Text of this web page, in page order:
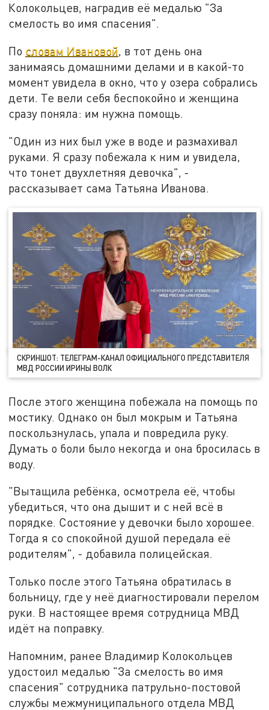
Колокольцев, наградив её медалью "За
смелость во имя спасения".
По словам Ивановой, в тот день она
занимаясь домашними делами и в какой-то
момент увидела в окно, что у озера собрались
дети. Те вели себя беспокойно и женщина
сразу поняла: им нужна помощь.
"Один из них был уже в воде и размахивал
руками. Я сразу побежала к ним и увидела,
что тонет двухлетняя девочка", -
рассказывает сама Татьяна Иванова.
СКРИНШОТ: ТЕЛЕГРАМ-КАНАЛ ОФИЦИАЛЬНОГО ПРЕДСТАВИТЕЛЯ
МВД РОССИИ ИРИНЫ ВОЛК
После этого женщина побежала на помощь по
мостику. Однако он был мокрым и Татьяна
поскользнулась, упала и повредила руку.
Думать о боли было некогда и она бросилась в
воду.
"Вытащила ребёнка, осмотрела её, чтобы
убедиться, что она дышит и с ней всё в
порядке. Состояние у девочки было хорошее.
Тогда я со спокойной душой передала её
родителям", - добавила полицейская.
Только после этого Татьяна обратилась в
больницу, где у неё диагностировали перелом
руки. В настоящее время сотрудница МВД
идёт на поправку.
Напомним, ранее Владимир Колокольцев
удостоил медалью "За смелость во имя
спасения" сотрудника патрульно-постовой
службы межмуниципального отдела МВД